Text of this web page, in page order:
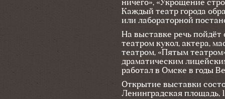
ничего», «Укрощение
Каждый театр города
или лабораторной
На выставке речь
театром кукол, актера,
театром, «Пятым
драматическим
работал в Омске в годы
Открытие выставки
Ленинградская площадь,